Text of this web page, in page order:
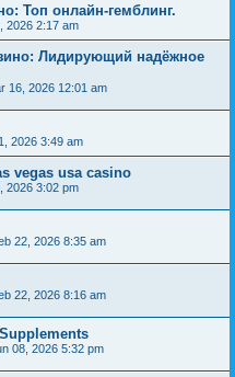
Топ онлайн-гемблинг.
2026 2:17 am
Лидирующий надёжное
16, 2026 12:01 am
2026 3:49 am
vegas usa casino
2026 3:02 pm
22, 2026 8:35 am
22, 2026 8:16 am
08, 2026 5:32 pm